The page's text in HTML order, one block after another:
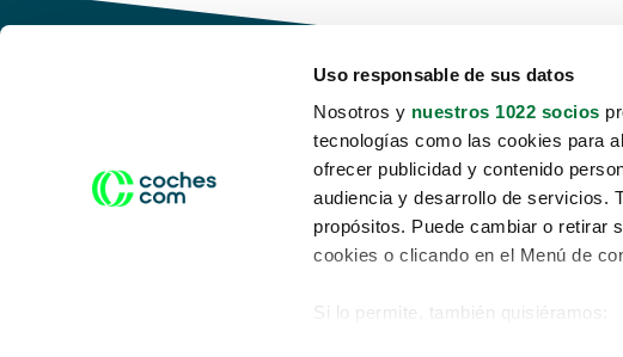
Uso responsable de sus datos
Nosotros y nuestros 1022 socios
tecnologías como las cookies para
ofrecer publicidad y contenido
audiencia y desarrollo de servicios.
propósitos. Puede cambiar o retirar
cookies o clicando en el Menú de
Si lo permite, también quisiéramos:
Conduce tu futuro,
desata tu movilidad